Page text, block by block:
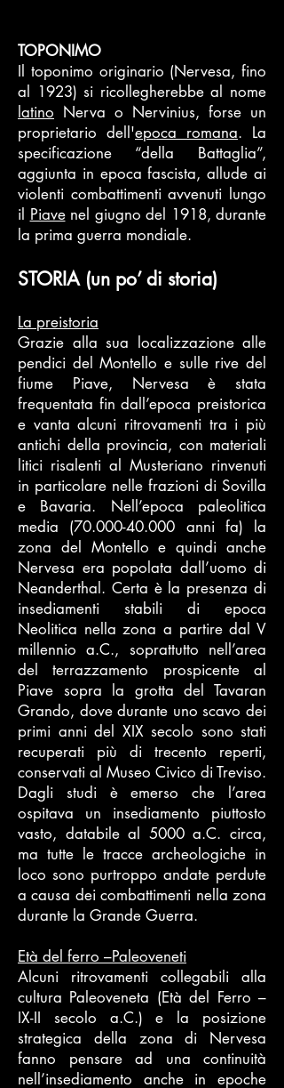
TOPONIMO
Il toponimo originario (Nervesa, fino
al 1923) si ricollegherebbe al nome
latino Nerva o Nervinius, forse un
proprietario dell'epoca romana. La
specificazione “della Battaglia”,
aggiunta in epoca fascista, allude ai
violenti combattimenti avvenuti lungo
il Piavenel giugno del 1918, durante
la prima guerra mondiale.
STORIA (un po’ di storia)
La preistoria
Grazie alla sua localizzazione alle
pendici del Montello e sulle rive del
fiume Piave, Nervesa è stata
frequentata fin dall’epoca preistorica
e vanta alcuni ritrovamenti tra i più
antichi della provincia, con materiali
litici risalenti al Musteriano rinvenuti
in particolare nelle frazioni di Sovilla
e Bavaria. Nell’epoca paleolitica
media (70.000-40.000 anni fa) la
zona del Montello e quindi anche
Nervesa era popolata dall’uomo di
Neanderthal. Certa è la presenza di
insediamenti stabili di epoca
Neolitica nella zona a partire dal V
millennio a.C., soprattutto nell’area
del terrazzamento prospicente al
Piave sopra la grotta del Tavaran
Grando, dove durante uno scavo dei
primi anni del XIX secolo sono stati
recuperati più di trecento reperti,
conservati al Museo Civico di Treviso.
Dagli studi è emerso che l’area
ospitava un insediamento piuttosto
vasto, databile al 5000 a.C. circa,
ma tutte le tracce archeologiche in
loco sono purtroppo andate perdute
a causa dei combattimenti nella zona
durante la Grande Guerra.
Età del ferro –Paleoveneti
Alcuni ritrovamenti collegabili alla
cultura Paleoveneta (Età del Ferro –
IX-II secolo a.C.) e la posizione
strategica della zona di Nervesa
fanno pensare ad una continuità
nell’insediamento anche in epoche